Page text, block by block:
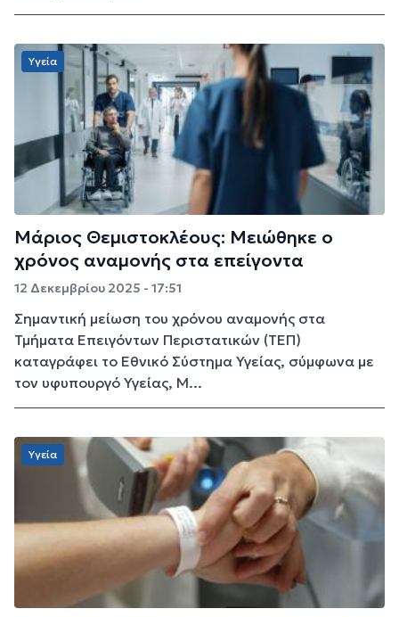
Υγεία
Μάριος Θεμιστοκλέους: Mειώθηκε ο
χρόνος αναμονής στα επείγοντα
12 Δεκεμβρίου 2025 - 17:51
Σημαντική μείωση του χρόνου αναμονής στα
Τμήματα Επειγόντων Περιστατικών (ΤΕΠ)
καταγράφει το Εθνικό Σύστημα Υγείας, σύμφωνα με
τον υφυπουργό Υγείας, Μ...
Υγεία